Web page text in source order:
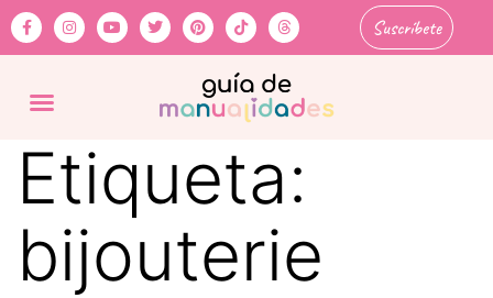
Suscríbete
Etiqueta:
bijouterie